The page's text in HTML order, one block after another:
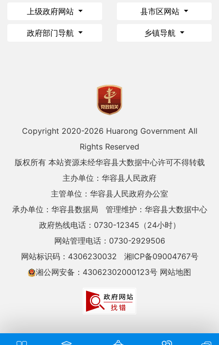
上级政府网站 县市区网站
政府部门导航 乡镇导航
Copyright 2020-2026 Huarong Government All
Rights Reserved
版权所有 本站资源未经华容县大数据中心许可不得转载
主办单位：华容县人民政府
主管单位：华容县人民政府办公室
承办单位：华容县数据局
管理维护：华容县大数据中心
政府热线电话：0730-12345（24小时）
网站管理电话：0730-2929506
网站标识码：4306230032
湘ICP备09004767号
湘公网安备：43062302000123号 网站地图